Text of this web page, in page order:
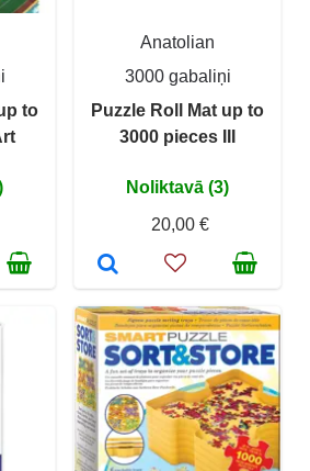
to
Anatolian
3000 gabaliņi
Puzzle Roll Mat up to
3000 pieces III
Noliktavā (3)
20,00 €